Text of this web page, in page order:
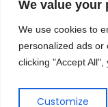
We value your
We use cookies to
personalized ads or
clicking "Accept
Customize